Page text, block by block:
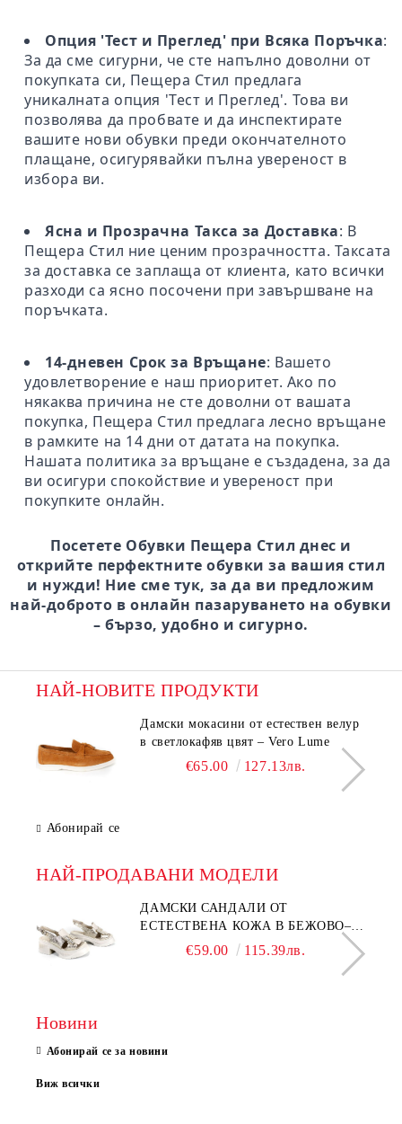
Опция 'Тест и Преглед' при Всяка Поръчка:
За да сме сигурни, че сте напълно доволни от
покупката си, Пещера Стил предлага
уникалната опция 'Тест и Преглед'. Това ви
позволява да пробвате и да инспектирате
вашите нови обувки преди окончателното
плащане, осигурявайки пълна увереност в
избора ви.
Ясна и Прозрачна Такса за Доставка: В
Пещера Стил ние ценим прозрачността. Таксата
за доставка се заплаща от клиента, като всички
разходи са ясно посочени при завършване на
поръчката.
14-дневен Срок за Връщане: Вашето
удовлетворение е наш приоритет. Ако по
някаква причина не сте доволни от вашата
покупка, Пещера Стил предлага лесно връщане
в рамките на 14 дни от датата на покупка.
Нашата политика за връщане е създадена, за да
ви осигури спокойствие и увереност при
покупките онлайн.
Посетете Обувки Пещера Стил днес и
открийте перфектните обувки за вашия стил
и нужди! Ние сме тук, за да ви предложим
най-доброто в онлайн пазаруването на обувки
– бързо, удобно и сигурно.
НАЙ-НОВИТЕ ПРОДУКТИ
Дамски мокасини от естествен велур
в светлокафяв цвят – Vero Lume
€65.00 127.13лв.
Абонирай се
НАЙ-ПРОДАВАНИ МОДЕЛИ
ДАМСКИ САНДАЛИ ОТ
ЕСТЕСТВЕНА КОЖА В БЕЖОВО–
МОДЕЛ NOVA.
€59.00 115.39лв.
Новини
Абонирай се за новини
Виж всички